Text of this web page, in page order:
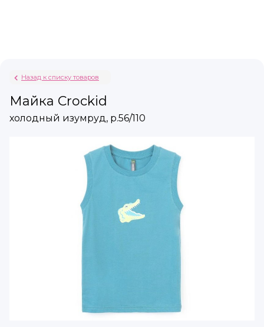
Назад к списку товаров
Майка Crockid
холодный изумруд, р.56/110